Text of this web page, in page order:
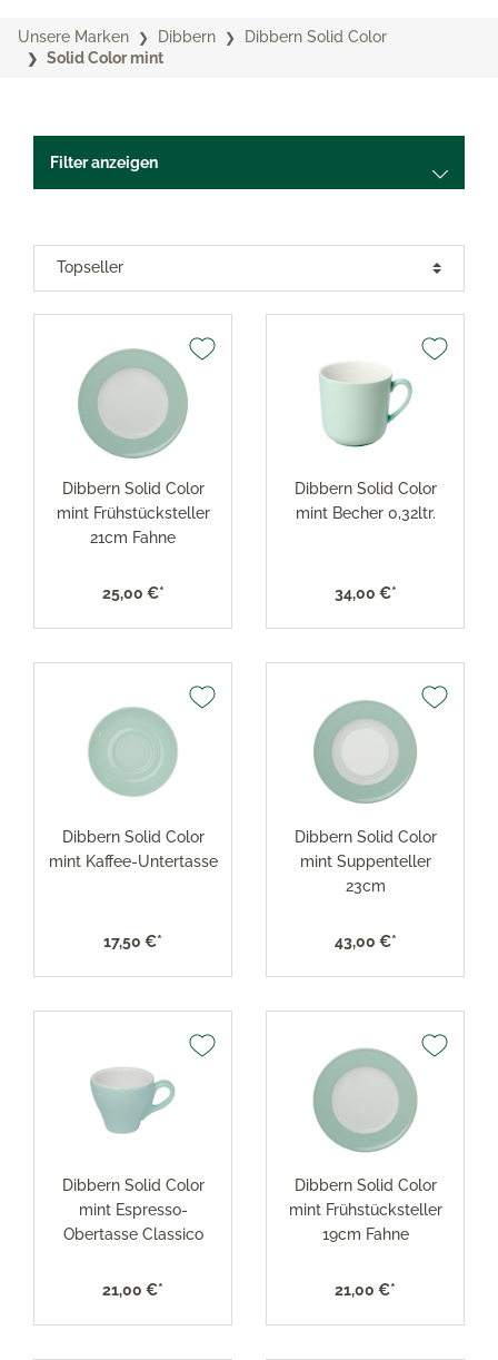
Unsere Marken Dibbern
Dibbern Solid Color
Solid Color mint
Filter anzeigen
Dibbern Solid Color
mint Frühstücksteller
21cm Fahne
25,00 €*
Dibbern Solid Color
mint Becher 0,32ltr.
34,00 €*
Dibbern Solid Color
mint Kaffee-Untertasse
17,50 €*
Dibbern Solid Color
mint Suppenteller
23cm
43,00 €*
Dibbern Solid Color
mint Espresso-
Obertasse Classico
21,00 €*
Dibbern Solid Color
mint Frühstücksteller
19cm Fahne
21,00 €*